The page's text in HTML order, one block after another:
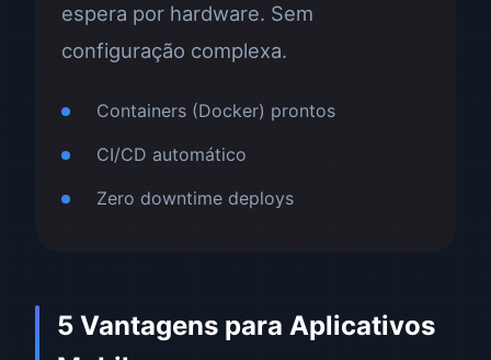
espera por hardware. Sem
configuração complexa.
Containers (Docker) prontos
CI/CD automático
Zero downtime deploys
5 Vantagens para Aplicativos